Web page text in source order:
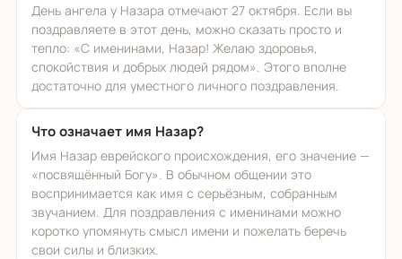
День ангела у Назара отмечают 27 октября. Если вы
поздравляете в этот день, можно сказать просто и
тепло: «С именинами, Назар! Желаю здоровья,
спокойствия и добрых людей рядом». Этого вполне
достаточно для уместного личного поздравления.
Что означает имя Назар?
Имя Назар еврейского происхождения, его значение —
«посвящённый Богу». В обычном общении это
воспринимается как имя с серьёзным, собранным
звучанием. Для поздравления с именинами можно
коротко упомянуть смысл имени и пожелать беречь
свои силы и близких.